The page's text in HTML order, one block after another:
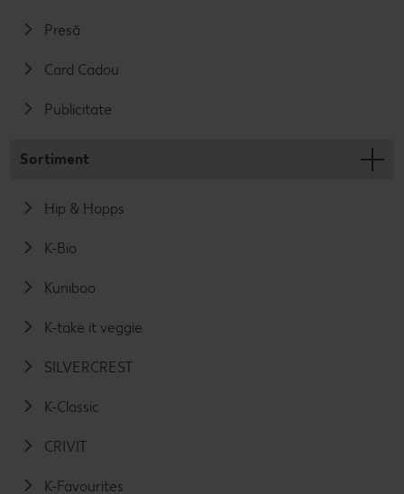
Presă
Card Cadou
Publicitate
Sortiment
Hip & Hopps
K-Bio
Kuniboo
K-take it veggie
SILVERCREST
K-Classic
CRIVIT
K-Favourites